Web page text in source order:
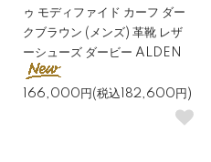
ゥ モディファイド カーフ ダー
クブラウン (メンズ) 革靴 レザ
ーシューズ ダービー ALDEN
166,000円(税込182,600円)